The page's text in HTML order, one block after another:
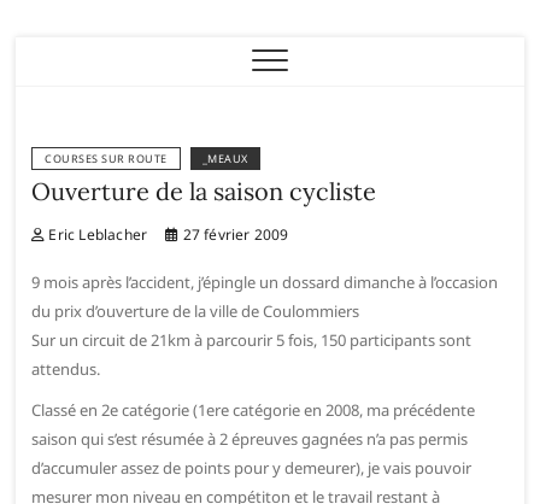
Eric Leblacher
COURSES SUR ROUTE _MEAUX
Ouverture de la saison cycliste
Eric Leblacher 27 février 2009
9 mois après l’accident, j’épingle un dossard dimanche à l’occasion
du prix d’ouverture de la ville de Coulommiers
Sur un circuit de 21km à parcourir 5 fois, 150 participants sont
attendus.
Classé en 2e catégorie (1ere catégorie en 2008, ma précédente
saison qui s’est résumée à 2 épreuves gagnées n’a pas permis
d’accumuler assez de points pour y demeurer), je vais pouvoir
mesurer mon niveau en compétiton et le travail restant à